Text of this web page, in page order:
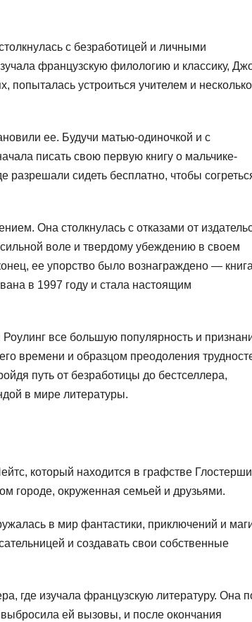
с безработицей и личными
французскую филологию и классику,
устроиться учителем и несколько
ее. Будучи матью-одиночкой и с
писать свою первую книгу о мальчике-
сидеть бесплатно, чтобы
Она столкнулась с отказами от
воле и твердому убеждению в своем
ее упорство было вознаграждено —
в 1997 году и стала настоящим
все большую популярность и
времени и образцом преодоления
путь от безработицы до бестселлера,
в мире литературы.
который находится в графстве
городе, окруженная семьей и друзьями.
в мир фантастики, приключений и
и создавать свои собственные
где изучала французскую литературу. Она
ей вызовы, и после окончания